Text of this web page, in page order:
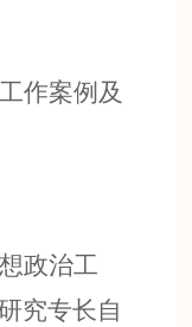
作案例及
政治工
究专长自